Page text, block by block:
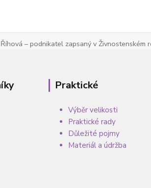
– podnikatel zapsaný v Živnostenském
Praktické
Výběr velikosti
Praktické rady
Důležité pojmy
Materiál a údržba